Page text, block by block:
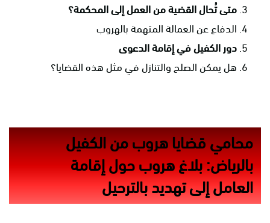
متى تُحال القضية من العمل إلى المحكمة؟
الدفاع عن العمالة المتهمة بالهروب
دور الكفيل في إقامة الدعوى
هل يمكن الصلح والتنازل في مثل هذه القضايا؟
محامي قضايا هروب من الكفيل
بالرياض: بلاغ هروب حول إقامة
العامل إلى تهديد بالترحيل